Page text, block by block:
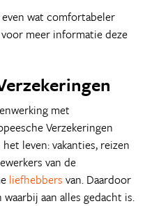
wat comfortabeler
meer informatie deze
met
Verzekeringen
leven: vakanties, reizen
van de
liefhebbers van. Daardoor
aan alles gedacht is.